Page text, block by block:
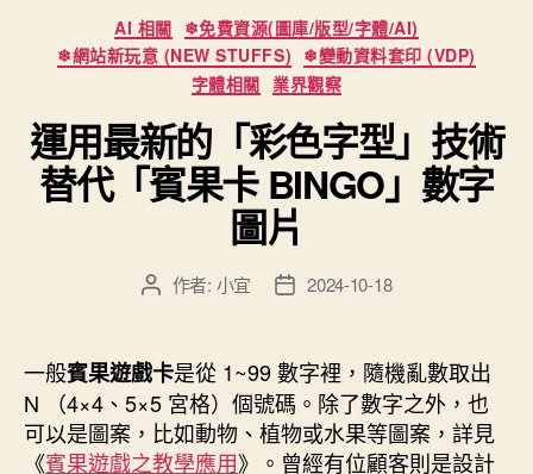
的
好
處，
以
及
幾
上
轉
換
的
AI
分
類
AI 相關 ❄免費資源(圖庫/版型/字體/AI)
❄網站新玩意 (NEW STUFFS) ❄變動資料套印 (VDP)
字體相關 業界觀察
運用最新的「彩色字型」技術
替代「賓果卡 BINGO」數字
圖片
文
者
作者: 小宜
文
佈
日
期
2024-10-18
一般賓果遊戲卡是從 1~99 數字裡，隨機亂數取出
N （4×4、5×5 宮格）個號碼。除了數字之外，也
可以是圖案，比如動物、植物或水果等圖案，詳見
《賓果遊戲之教學應用》。曾經有位顧客則是設計